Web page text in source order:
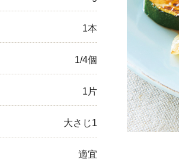
1本
1/4個
1片
大さじ1
適宜
豚肉
ひき肉